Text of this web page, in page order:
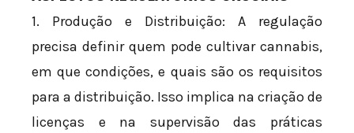
1. Produção e Distribuição: A regulação
precisa definir quem pode cultivar cannabis,
em que condições, e quais são os requisitos
para a distribuição. Isso implica na criação de
licenças e na supervisão das práticas